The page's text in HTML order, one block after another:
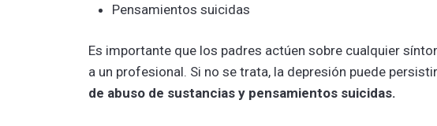
Pensamientos suicidas
Es importante que los padres actúen sobre cualquier
a un profesional. Si no se trata, la depresión puede
de abuso de sustancias y pensamientos suicidas.